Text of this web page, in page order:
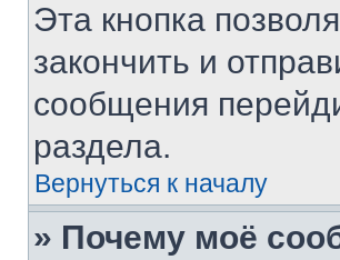
Эта кнопка
закончить и
сообщения
раздела.
Вернуться к началу
» Почему моё